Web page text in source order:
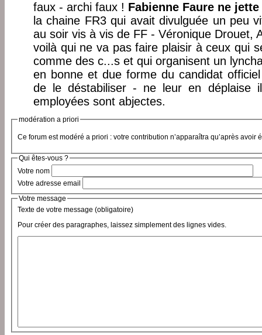
faux - archi faux ! Fabienne Faure ne jette
la chaine FR3 qui avait divulguée un peu
au soir vis à vis de FF - Véronique Drouet,
voilà qui ne va pas faire plaisir à ceux qui
comme des c...s et qui organisent un
en bonne et due forme du candidat
de le déstabiliser - ne leur en déplaise
employées sont abjectes.
modération a priori
Ce forum est modéré a priori : votre contribution n’apparaîtra qu’après avoir
Qui êtes-vous ?
Votre nom
Votre adresse email
Votre message
Texte de votre message (obligatoire)
Pour créer des paragraphes, laissez simplement des lignes vides.